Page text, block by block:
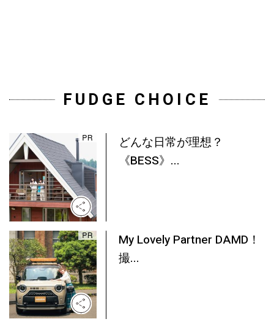
FUDGE CHOICE
どんな日常が理想？
《BESS》...
My Lovely Partner DAMD！
撮...